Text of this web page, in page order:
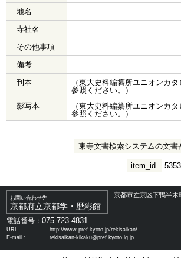
地名
寺社名
その他事項
備考
刊本
（東大史料編纂所ユニオンカ
参照ください。）
影写本
（東大史料編纂所ユニオンカ
参照ください。）
東寺文書検索システムの文書
item_id 5353
お問い合わせ先
京都府立京都学・歴彩館
京都市左京区下鴨半木
電話番号：075-723-4831
URL ：
http://www.pref.kyoto.jp/rekisaikan/
E-mail：
rekisaikan-kikaku@pref.kyoto.lg.jp